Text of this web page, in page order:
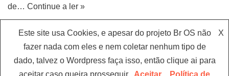
de… Continue a ler »
Este site usa Cookies, e apesar do projeto Br OS não
fazer nada com eles e nem coletar nenhum tipo de
dado, talvez o Wordpress faça isso, então clique ai para
aceitar caso queira prosseguir.
X
Aceitar Política de